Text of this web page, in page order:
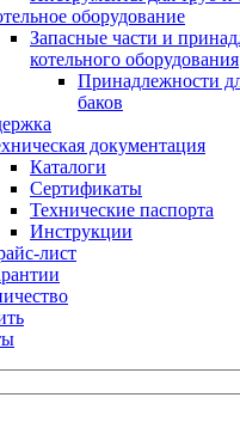
оборудование
Запасные части и
котельного оборудования
Принадлежности
баков
документация
Каталоги
Сертификаты
Технические паспорта
Инструкции
лист